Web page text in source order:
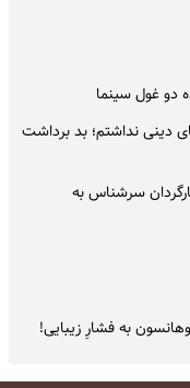
دو غول سینما
دینی نداشتم؛ بد برداشت
سرشناس به
به فشارِ زیبایی!